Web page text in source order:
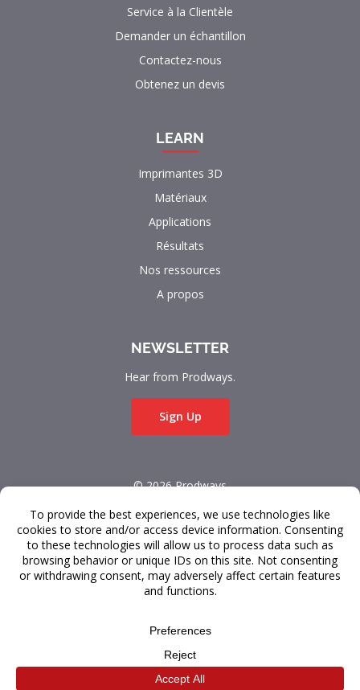
Service à la Clientèle
Demander un échantillon
Contactez-nous
Obtenez un devis
LEARN
Imprimantes 3D
Matériaux
Applications
Résultats
Nos ressources
A propos
NEWSLETTER
Hear from Prodways.
Sign Up
© 2026 Prodways
Conditions Générales
Confidentialité des données
Service à la Clientèle
Design and development byRaincastle Communications